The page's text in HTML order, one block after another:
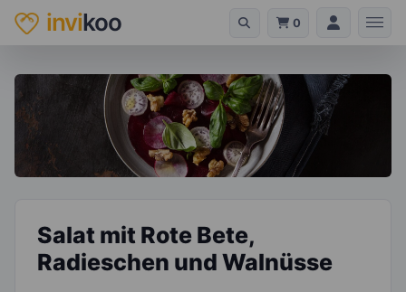
invikoo 0
Salat mit Rote Bete,
Radieschen und Walnüsse